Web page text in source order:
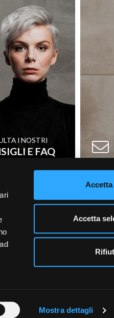
Mostra dettagli
Accetta
I NOSTRI
E FAQ